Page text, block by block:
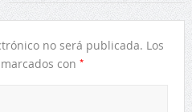
no será publicada. Los
con *